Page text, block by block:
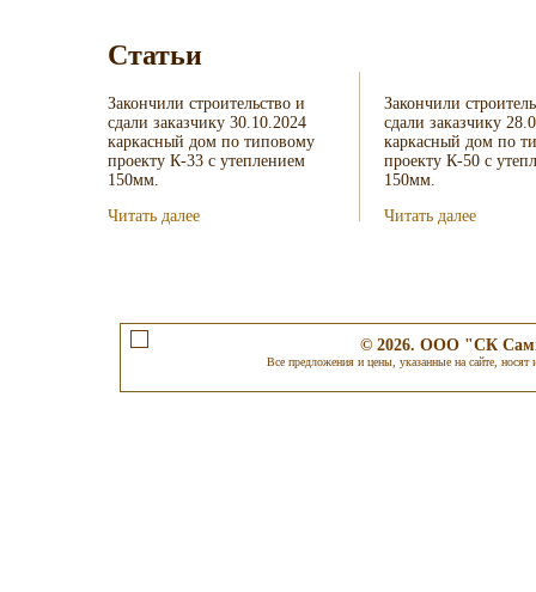
Статьи
Закончили строительство и
сдали заказчику 30.10.2024
каркасный дом по типовому
проекту К-33 с утеплением
150мм.
Читать далее
Закончили
сдали заказчику
каркасный дом по
проекту К-50 с
150мм.
Читать далее
© 2026. ООО "СК
Все предложения и цены, указанные на сайте,